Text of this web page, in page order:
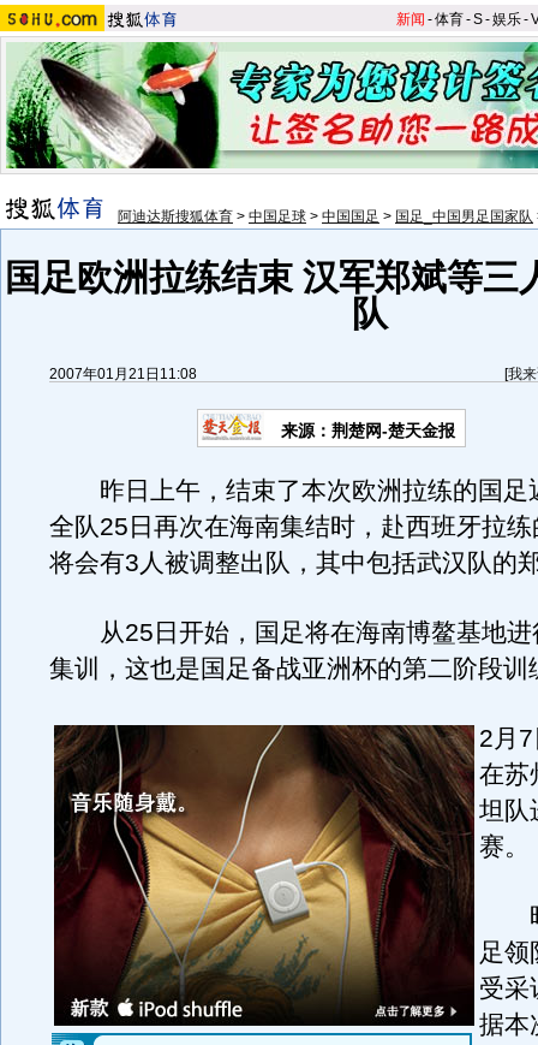
新闻 -体育-S-娱乐-
阿迪达斯搜狐体育 > 中国足球 > 中国国足 > 国足_中国男足国家队
国足欧洲拉练结束 汉军郑斌等三
队
2007年01月21日11:08 [我
来源：荆楚网-楚天金报
昨日上午，结束了本次欧洲拉练的国足
全队25日再次在海南集结时，赴西班牙拉
将会有3人被调整出队，其中包括武汉队的
从25日开始，国足将在海南博鳌基地进
集训，这也是国足备战亚洲杯的第二阶段训
2月
在苏
坦队
赛。
昨
足领
受采
据本